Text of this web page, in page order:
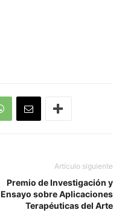
Artículo siguiente
Premio de Investigación y
Ensayo sobre Aplicaciones
Terapéuticas del Arte